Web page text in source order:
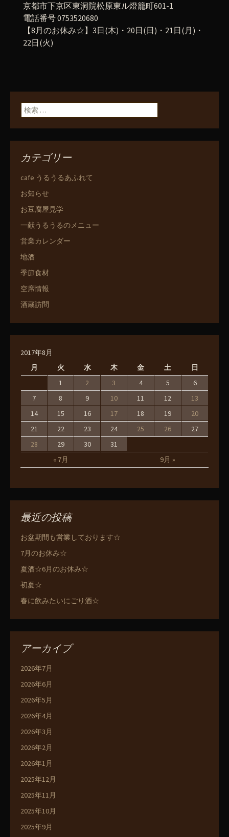
京都市下京区東洞院松原東ル燈籠町601-1
電話番号 0753520680
【8月のお休み☆】3日(木)・20日(日)・21日(月)・
22日(火)
検索:
カテゴリー
cafe うるうるあふれて
お知らせ
お豆腐屋見学
一献うるうるのメニュー
営業カレンダー
地酒
季節食材
空席情報
酒蔵訪問
2017年8月
月
火 水 木 金 土 日
« 7月 9月 »
1 2 3 4 5
6
7
8 9 10 11 12
13
14
15 16 17 18 19
20
21
22 23 24 25 26
27
28
29 30 31
最近の投稿
お盆期間も営業しております☆
7月のお休み☆
夏酒☆6月のお休み☆
初夏☆
春に飲みたいにごり酒☆
アーカイブ
2026年7月
2026年6月
2026年5月
2026年4月
2026年3月
2026年2月
2026年1月
2025年12月
2025年11月
2025年10月
2025年9月